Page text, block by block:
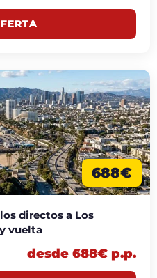
688€
directos a Los
vuelta
desde 688€ p.p.